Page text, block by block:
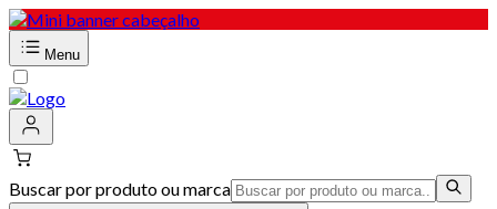
Menu
Buscar por produto ou marca